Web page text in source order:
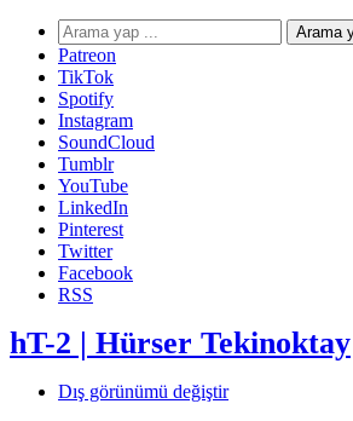
Arama
Patreon
TikTok
Spotify
Instagram
SoundCloud
Tumblr
YouTube
LinkedIn
Pinterest
Twitter
Facebook
RSS
hT-2 | Hürser Tekinoktay
Dış görünümü değiştir